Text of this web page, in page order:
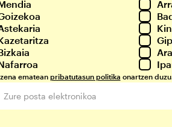
ematean pribatutasun politika onartzen